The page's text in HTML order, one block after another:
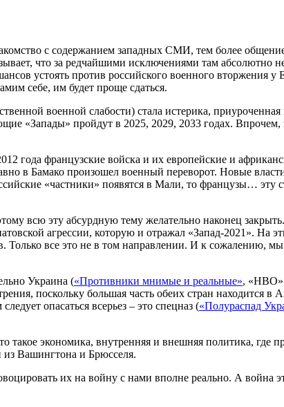
с содержанием западных СМИ, тем более
что за редчайшими исключениями там абсолютно
устоять против российского военного вторжения у
себе, им будет проще сдаться.
военной слабости) стала истерика,
«Запады» пройдут в 2025, 2029, 2033 годах.
года французские войска и их европейские и
в Бамако произошел военный переворот. Новые
«частники» появятся в Мали, то французы… эту
всю эту абсурдную тему желательно наконец
агрессии, которую и отражал «Запад-2021». На
все это не в том направлении. И к сожалению,
Украина («Противники мнимые и реальные», «НВО»
поскольку большая часть обеих стран находится в
опасаться всерьез – это спецназ («Полураспад
экономика, внутренняя и внешняя политика, где
Вашингтона и Брюсселя.
их на войну с нами вполне реально. А война